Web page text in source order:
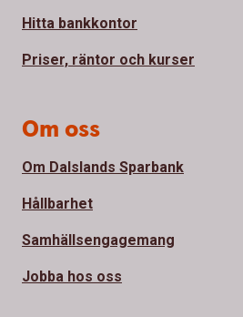
Hitta bankkontor
Priser, räntor och kurser
Om oss
Om Dalslands Sparbank
Hållbarhet
Samhällsengagemang
Jobba hos oss